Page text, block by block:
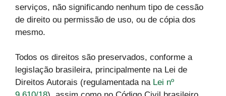
serviços, não significando nenhum tipo de cessão
de direito ou permissão de uso, ou de cópia dos
mesmo.
Todos os direitos são preservados, conforme a
legislação brasileira, principalmente na Lei de
Direitos Autorais (regulamentada na Lei nº